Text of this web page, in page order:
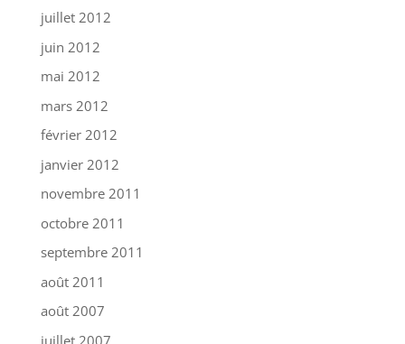
juillet 2012
juin 2012
mai 2012
mars 2012
février 2012
janvier 2012
novembre 2011
octobre 2011
septembre 2011
août 2011
août 2007
juillet 2007